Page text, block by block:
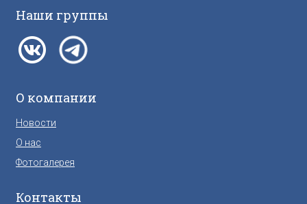
Наши группы
О компании
Новости
О нас
Фотогалерея
Контакты